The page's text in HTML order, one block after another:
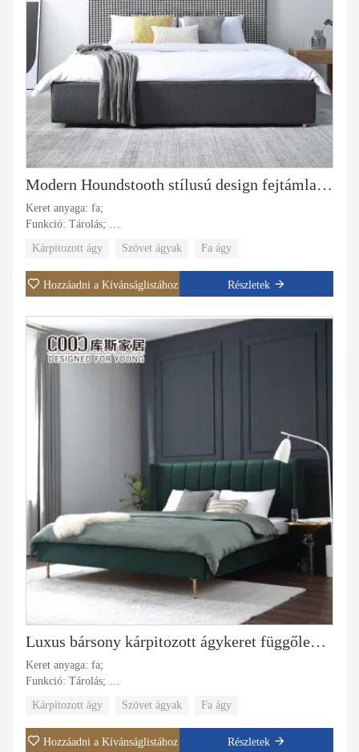
Modern Houndstooth stílusú design fejtámla szövet Luxus Hotel King méretű franciaágyas bútor
Keret anyaga: fa;
Funkció: Tárolás;
Huzat anyaga: szövet, bőr;
Konkrét felhasználás: Villa, apartman, szállodai lakosztály, fő
szoba.
Kárpitozott ágy Szövet ágyak Fa ágy
Hozzáadni a Kívánságlistához Részletek
Luxus bársony kárpitozott ágykeret függőleges csatornás bojtos fejtámlás dupla tárolóágy
Keret anyaga: fa;
Funkció: Tárolás;
Huzat anyaga: szövet, bőr;
Konkrét felhasználás: Villa, apartman, szállodai lakosztály, fő
szoba.
Kárpitozott ágy Szövet ágyak Fa ágy
Hozzáadni a Kívánságlistához Részletek